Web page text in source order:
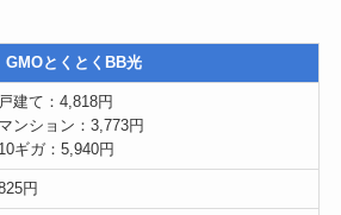
GMOとくとくBB光
戸建て：4,818円
マンション：3,773円
10ギガ：5,940円
円